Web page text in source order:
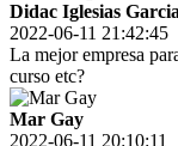
Didac Iglesias
2022-06-11 21:42:45
La mejor empresa
curso etc?
Mar Gay
2022-06-11 20:10:11